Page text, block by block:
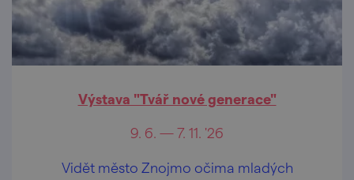
Výstava "Tvář nové generace"
9. 6. — 7. 11. '26
Vidět město Znojmo očima mladých